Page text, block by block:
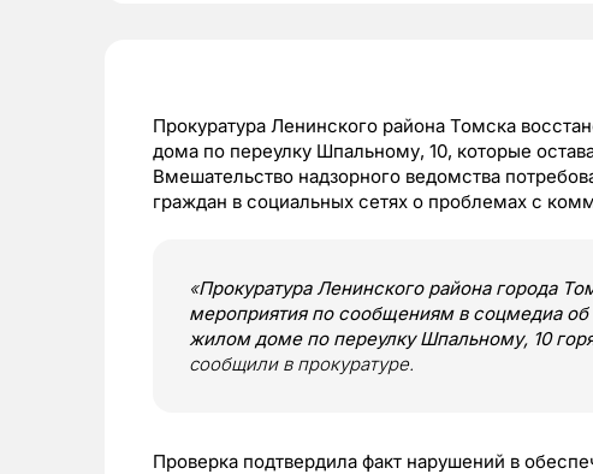
Прокуратура Ленинского района Томска
дома по переулку Шпальному, 10, которые
Вмешательство надзорного ведомства
граждан в социальных сетях о проблемах с
«Прокуратура Ленинского района города
мероприятия по сообщениям в соцмедиа об
жилом доме по переулку Шпальному, 10
сообщили в прокуратуре.
Проверка подтвердила факт нарушений в